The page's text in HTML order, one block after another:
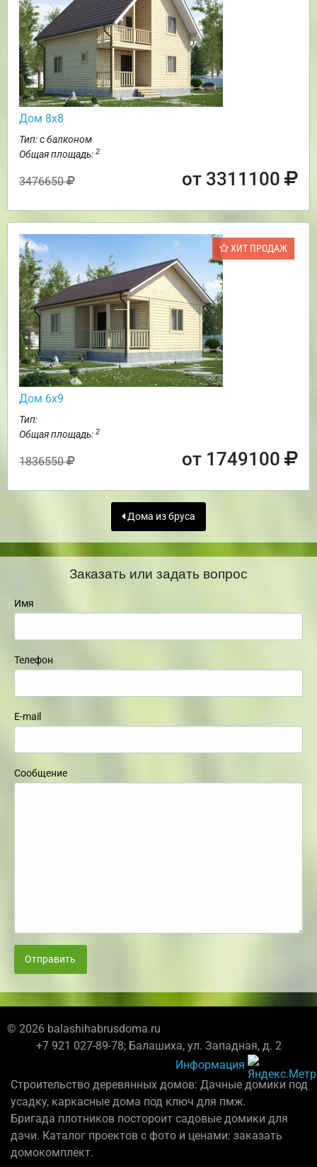
Дом 8х8
Тип: с балконом
Общая площадь: 2
3476650 от 3311100
ХИТ ПРОДАЖ
Дом 6х9
Тип:
Общая площадь: 2
1836550 от 1749100
Дома из бруса
Заказать или задать вопрос
Имя
Телефон
E-mail
Сообщение
Отправить
© 2026 balashihabrusdoma.ru
+7 921 027-89-78; Балашиха, ул. Западная, д. 2
Информация
Строительство деревянных домов: Дачные домики под
усадку, каркасные дома под ключ для пмж.
Бригада плотников постороит садовые домики для
дачи. Каталог проектов с фото и ценами: заказать
домокомплект.